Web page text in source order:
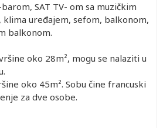
SAT TV- om sa muzičkim
uređajem, sefom, balkonom,
balkonom.
oko 28m², mogu se nalaziti u
oko 45m². Sobu čine francuski
za dve osobe.